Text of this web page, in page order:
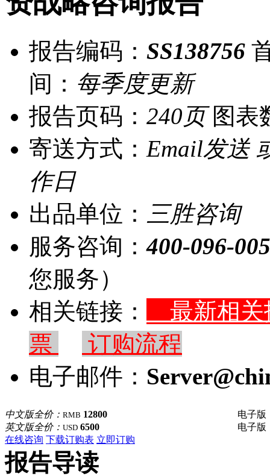
报告编码： SS138756
间： 每季度更新
报告页码： 240页图表
寄送方式： Email发送
作日
出品单位：
三胜咨询
服务咨询：400-096-
您服务）
相关链接：
最新相
票
订购流程
电子邮件：
中文版全价： RMB 12800
电子
英文版全价： USD 6500
电子版
在线咨询 下载订购表 立即订购
报告导读